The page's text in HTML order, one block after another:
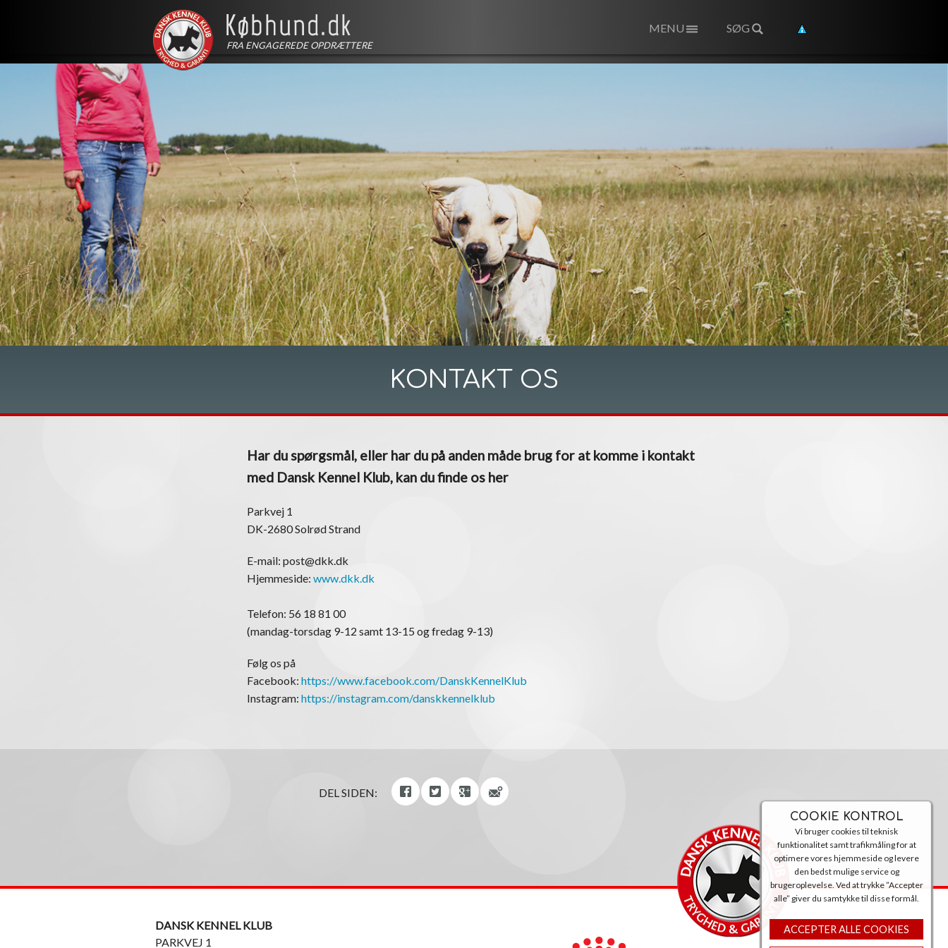
FRA ENGAGEREDE OPDRÆTTERE
SØG
MENU
COOKIE KONTROL
Vi bruger cookies til teknisk
funktionalitet samt trafikmåling for at
optimere vores hjemmeside og levere
den bedst mulige service og
brugeroplevelse. Ved at trykke ”Accepter
alle” giver du samtykke til disse formål.
ACCEPTER ALLE COOKIES
KONTAKT OS
Har du spørgsmål, eller har du på anden måde brug for at komme i kontakt
med Dansk Kennel Klub, kan du finde os her
Parkvej 1
DK-2680 Solrød Strand
E-mail: post@dkk.dk
Hjemmeside: www.dkk.dk
Telefon: 56 18 81 00
(mandag-torsdag 9-12 samt 13-15 og fredag 9-13)
Følg os på
Facebook: https://www.facebook.com/DanskKennelKlub
Instagram: https://instagram.com/danskkennelklub
DEL SIDEN:
DANSK KENNEL KLUB
PARKVEJ 1